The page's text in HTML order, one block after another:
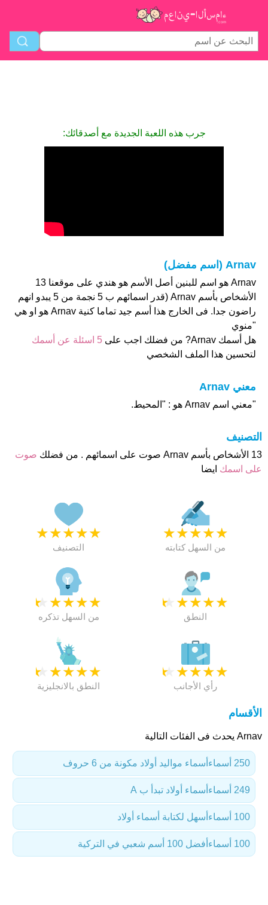
جرب هذه اللعبة الجديدة مع أصدقائك:
Arnav (اسم مفضل)
Arnav هو اسم للبنين أصل الأسم هو هندي على موقعنا 13
الأشخاص بأسم Arnav (قدر اسمائهم ب 5 نجمة من 5 يبدو انهم
راضون جدا. فى الخارج هذا أسم جيد تماما كنية Arnav هو او هي
"منوي
هل أسمك Arnav? من فضلك اجب على
5 اسئلة عن أسمك
لتحسين هذا الملف الشخصي
معني Arnav
"معني اسم Arnav هو : "المحيط.
التصنيف
13 الأشخاص بأسم Arnav صوت على اسمائهم . من فضلك
صوت
على اسمك ايضا
★
★
★
★
★
التصنيف
★
★
★
★
★
من السهل كتابته
★
★
★
★
★
من السهل تذكره
★
★
★
★
★
النطق
★
★
★
★
★
النطق بالانجليزية
★
★
★
★
★
رأي الأجانب
الأقسام
Arnav يحدث فى الفئات التالية
أسماء مواليد أولاد مكونة من 6 حروف 250 أسماء
أسماء أولاد تبدأ ب A 249 أسماء
أسهل لكتابة أسماء أولاد 100 أسماء
أفضل 100 أسم شعبي في التركية 100 أسماء